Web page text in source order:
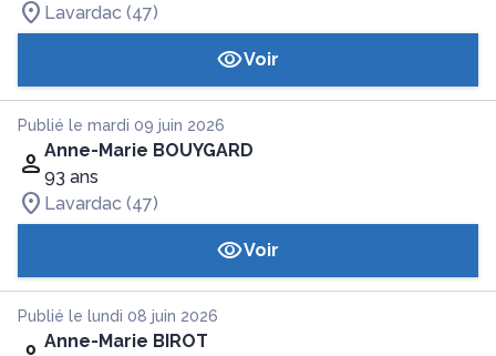
Lavardac (47)
Voir
Publié le mardi 09 juin 2026
Anne-Marie BOUYGARD
93 ans
Lavardac (47)
Voir
Publié le lundi 08 juin 2026
Anne-Marie BIROT